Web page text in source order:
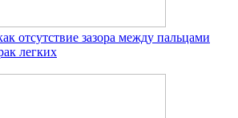
отсутствие зазора между пальцами
легких